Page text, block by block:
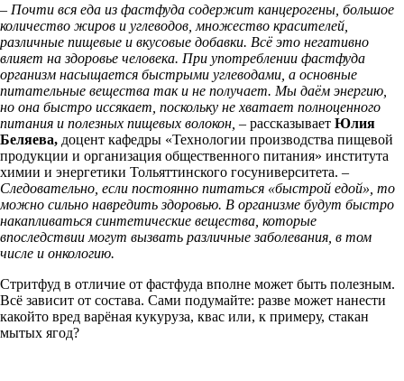
– Почти вся еда из фастфуда содержит канцерогены, большое
количество жиров и углеводов, множество красителей,
различные пищевые и вкусовые добавки. Всё это негативно
влияет на здоровье человека. При употреблении фастфуда
организм насыщается быстрыми углеводами, а основные
питательные вещества так и не получает. Мы даём энергию,
но она быстро иссякает, поскольку не хватает полноценного
питания и полезных пищевых волокон, – рассказывает Юлия
Беляева, доцент кафедры «Технологии производства пищевой
продукции и организация общественного питания» института
химии и энергетики Тольяттинского госуниверситета. –
Следовательно, если постоянно питаться «быстрой едой», то
можно сильно навредить здоровью. В организме будут быстро
накапливаться синтетические вещества, которые
впоследствии могут вызвать различные заболевания, в том
числе и онкологию.
Стритфуд в отличие от фастфуда вполне может быть полезным.
Всё зависит от состава. Сами подумайте: разве может нанести
какойто вред варёная кукуруза, квас или, к примеру, стакан
мытых ягод?